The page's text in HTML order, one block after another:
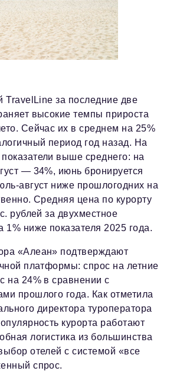
TravelLine за последние две
высокие темпы прироста
Сейчас их в среднем на 25%
период год назад. На
выше среднего: на
— 34%, июнь бронируется
август ниже прошлогодних на
Средняя цена по курорту
рублей за двухместное
1% ниже показателя 2025 года.
«Алеан» подтверждают
платформы: спрос на летние
на 24% в сравнении с
прошлого года. Как отметила
директора туроператора
курорта работают
логистика из большинства
отелей с системой «все
спрос.